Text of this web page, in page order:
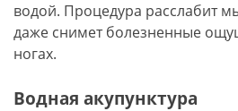
водой. Процедура расслабит
даже снимет болезненные
ногах.
Водная акупунктура